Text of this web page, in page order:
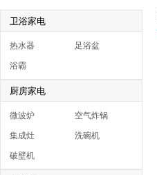
卫浴家电
热水器 足浴盆
浴霸
厨房家电
微波炉 空气炸锅
集成灶 洗碗机
破壁机